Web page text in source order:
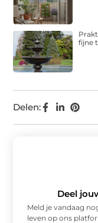
Delen:
fijne
Deel
Meld je vandaag
leven op ons